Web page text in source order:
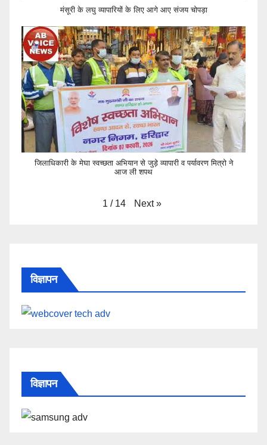
मंसूरी के लघु व्यापारियों के लिए आगे आए संजय चोपड़ा
जिलाधिकारी के मेघा स्वच्छता अभियान से जुड़े व्यापारी व पर्यावरण मित्रो ने
आज ली शपथ
1 / 14 Next »
विज्ञापन
विज्ञापन